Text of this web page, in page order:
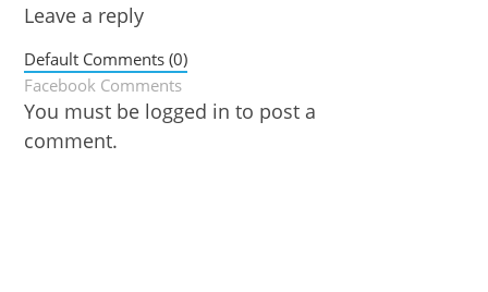
Leave a reply
Default Comments (0)
Facebook Comments
You must be logged in to post a
comment.